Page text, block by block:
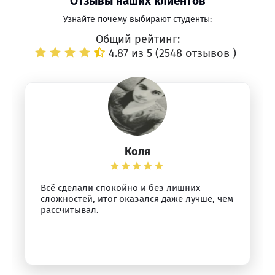
Узнайте почему выбирают студенты:
Общий рейтинг:
4.87 из 5 (2548 отзывов )
Коля
Всё сделали спокойно и без лишних
сложностей, итог оказался даже лучше, чем
рассчитывал.